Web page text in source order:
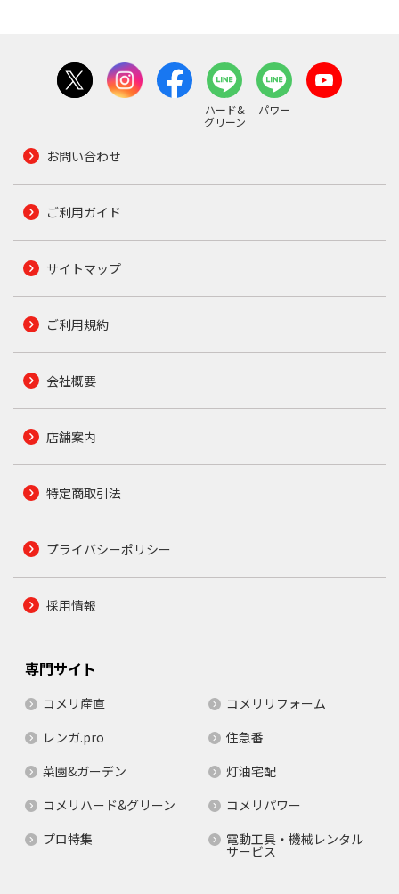
ハード&
グリーン
パワー
お問い合わせ
ご利用ガイド
サイトマップ
ご利用規約
会社概要
店舗案内
特定商取引法
プライバシーポリシー
採用情報
専門サイト
コメリ産直
コメリリフォーム
レンガ.pro
住急番
菜園&ガーデン
灯油宅配
コメリハード&グリーン
コメリパワー
プロ特集
電動工具・機械レンタル
サービス